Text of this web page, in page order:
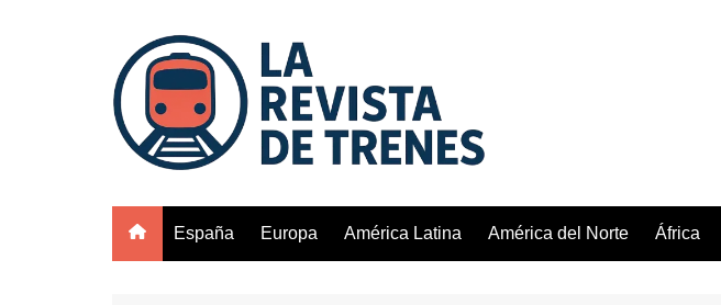
España Europa América Latina América del Norte África